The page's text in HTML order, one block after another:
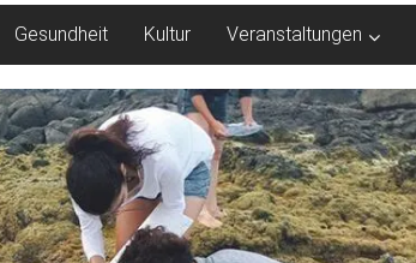
Gesundheit Kultur Veranstaltungen